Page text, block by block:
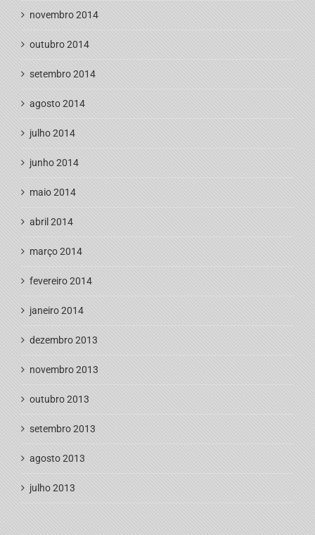
novembro 2014
outubro 2014
setembro 2014
agosto 2014
julho 2014
junho 2014
maio 2014
abril 2014
março 2014
fevereiro 2014
janeiro 2014
dezembro 2013
novembro 2013
outubro 2013
setembro 2013
agosto 2013
julho 2013